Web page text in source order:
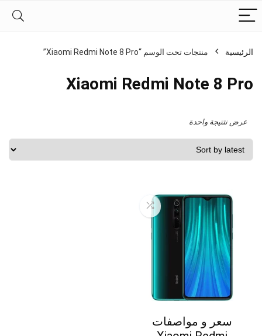
الرئيسية منتجات تحت الوسم “Xiaomi Redmi Note 8 Pro”
Xiaomi Redmi Note 8 Pro
عرض نتتيجة واحدة
سعر و مواصفات